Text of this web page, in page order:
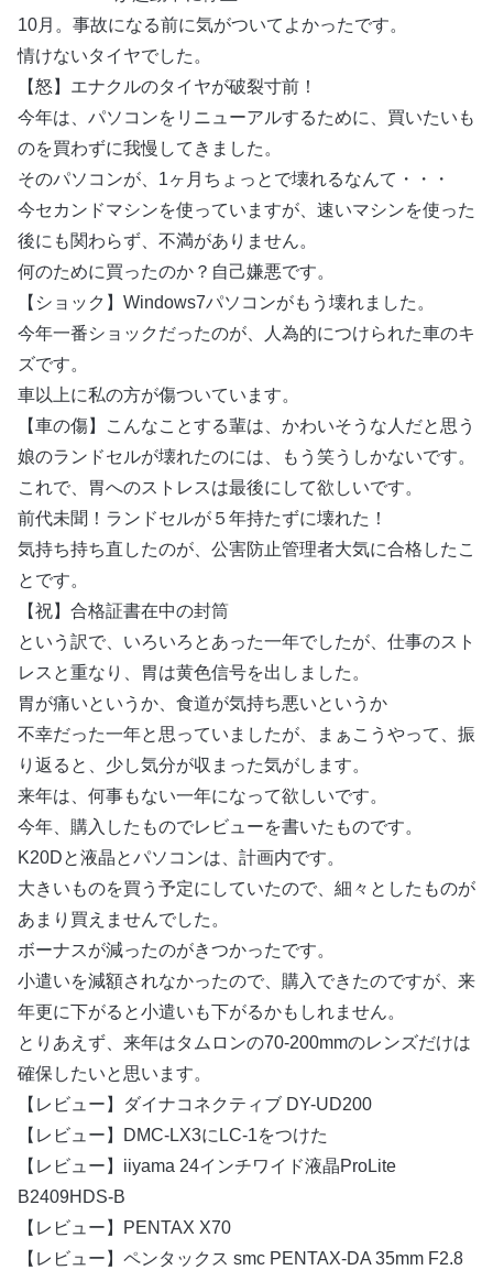
10月。事故になる前に気がついてよかったです。
情けないタイヤでした。
【怒】エナクルのタイヤが破裂寸前！
今年は、パソコンをリニューアルするために、買いたいも
のを買わずに我慢してきました。
そのパソコンが、1ヶ月ちょっとで壊れるなんて・・・
今セカンドマシンを使っていますが、速いマシンを使った
後にも関わらず、不満がありません。
何のために買ったのか？自己嫌悪です。
【ショック】Windows7パソコンがもう壊れました。
今年一番ショックだったのが、人為的につけられた車のキ
ズです。
車以上に私の方が傷ついています。
【車の傷】こんなことする輩は、かわいそうな人だと思う
娘のランドセルが壊れたのには、もう笑うしかないです。
これで、胃へのストレスは最後にして欲しいです。
前代未聞！ランドセルが５年持たずに壊れた！
気持ち持ち直したのが、公害防止管理者大気に合格したこ
とです。
【祝】合格証書在中の封筒
という訳で、いろいろとあった一年でしたが、仕事のスト
レスと重なり、胃は黄色信号を出しました。
胃が痛いというか、食道が気持ち悪いというか
不幸だった一年と思っていましたが、まぁこうやって、振
り返ると、少し気分が収まった気がします。
来年は、何事もない一年になって欲しいです。
今年、購入したものでレビューを書いたものです。
K20Dと液晶とパソコンは、計画内です。
大きいものを買う予定にしていたので、細々としたものが
あまり買えませんでした。
ボーナスが減ったのがきつかったです。
小遣いを減額されなかったので、購入できたのですが、来
年更に下がると小遣いも下がるかもしれません。
とりあえず、来年はタムロンの70-200mmのレンズだけは
確保したいと思います。
【レビュー】ダイナコネクティブ DY-UD200
【レビュー】DMC-LX3にLC-1をつけた
【レビュー】iiyama 24インチワイド液晶ProLite
B2409HDS-B
【レビュー】PENTAX X70
【レビュー】ペンタックス smc PENTAX-DA 35mm F2.8